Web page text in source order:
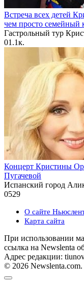
Встреча всех детей
чем просто семейный
Гастрольный тур
01.1к.
Концерт Кристины
Пугачевой
Испанский город
0529
О сайте
Карта сайта
При использовании
ссылка на Newslenta
Адрес редакции:
© 2026